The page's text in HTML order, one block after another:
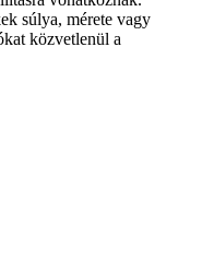
súlya, mérete vagy
közvetlenül a